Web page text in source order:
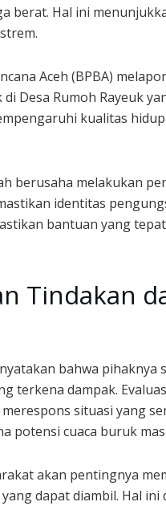
berat. Hal ini
Aceh (BPBA)
Desa Rumoh Rayeuk
kualitas
berusaha melakukan
identitas
bantuan yang
Tindakan
bahwa
terkena dampak.
situasi yang
potensi cuaca buruk
akan pentingnya
dapat diambil. Hal